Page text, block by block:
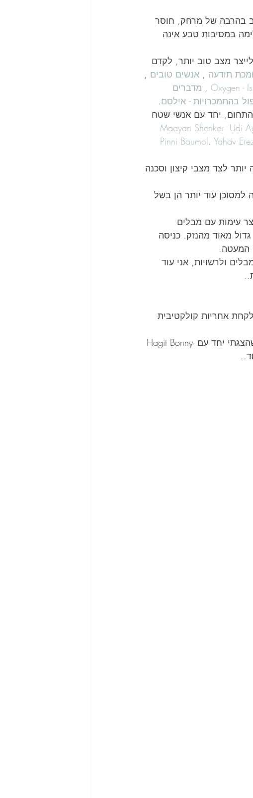
בהרבה של מרחק, חוסר
במסיבות טבע אינה
מצב טוב יותר, לקדם
תודעה , אנשים טובים ,
, מדברים
בהתמכרויות - אילסם.
התחום, יחד עם אנשי שטח
Maayan Shenker Udi
Pinni Baumol. Yahav
לצד מצבי קיצון וסכנה
למסוכן עוד יותר הן בשל
עימות עם מבלים
מאוד מהנזק. כניסה
המעטה.
ולרשויות, אני עוד
אחריות קולקטיבית
מצרף בתגובות לינקים להרצאה על העבודה שעשינו בוועדה בכנסת שהצגתי יחד עם Hagit Bonny-